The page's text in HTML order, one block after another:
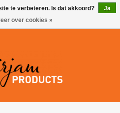
te verbeteren. Is dat akkoord?
Ja
over cookies »